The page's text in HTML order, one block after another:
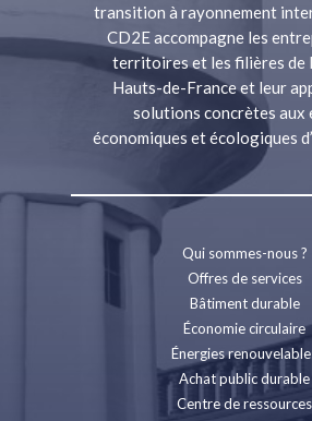
transition à rayonnement
CD2E accompagne les
territoires et les filières de
Hauts-de-France et leur
solutions concrètes aux
économiques et écologiques
Qui sommes-nous ?
Offres de services
Bâtiment durable
Économie circulaire
Énergies
Achat public durable
Centre de ressources